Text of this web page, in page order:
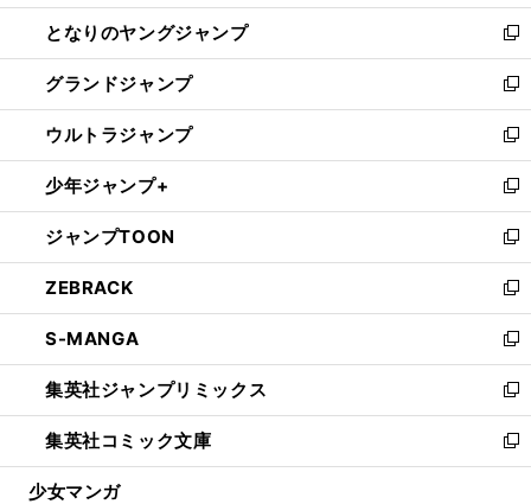
開
く
ン
ド
ウ
で
開
く
ウ
ィ
ン
ド
ウ
で
開
く
し
い
ウ
ィ
ン
ド
ウ
で
開
く
となりのヤングジャンプ
新
し
い
ウ
ィ
ン
ド
ウ
で
開
く
グランドジャンプ
新
し
い
ウ
ィ
ン
ド
ウ
で
開
く
ウルトラジャンプ
新
し
い
ウ
ィ
ン
ド
ウ
で
開
く
少年ジャンプ+
新
し
い
ウ
ィ
ン
ド
ウ
で
開
く
ジャンプTOON
新
し
い
ウ
ィ
ン
ド
ウ
で
開
ZEBRACK
新
し
い
ウ
ィ
ン
ド
ウ
S-MANGA
新
し
い
ウ
ィ
ン
集英社ジャンプリミックス
新
し
い
ウ
集英社コミック文庫
新
し
少女マンガ